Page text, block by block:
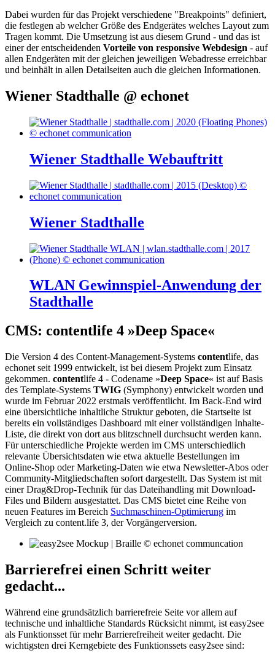
Dabei wurden für das Projekt verschiedene "Breakpoints" definiert,
die festlegen ab welcher Größe des Endgerätes welches Layout zum
Tragen kommt. Die Umsetzung ist aus diesem Grund - und das ist
einer der entscheidenden Vorteile von responsive Webdesign - auf
allen Endgeräten mit der gleichen jeweiligen Webadresse erreichbar
und beinhält in allen Detailseiten auch die gleichen Informationen.
Wiener Stadthalle @ echonet
Wiener Stadthalle Webauftritt
Wiener Stadthalle
WLAN Gewinnspiel-Anwendung der
Stadthalle
CMS: contentlife 4 »Deep Space«
Die Version 4 des Content-Management-Systems contentlife, das
echonet seit 1999 entwickelt, ist bei diesem Projekt zum Einsatz
gekommen. contentlife 4 - Codename »Deep Space« ist auf Basis
des Template-Systems TWIG (Symphony) entwickelt worden und
wurde im Februar 2022 erstmals veröffentlicht. Im Back-End wird
eine übersichtliche inhaltliche Struktur geboten, die Startseite ist
bereits ein vollständiges Dashboard mit einer vollständigen Inhalte-
Liste, die direkt von dort aus blitzschnell durchsucht werden kann.
Für unterschiedliche Projekte werden im CMS unterschiedlich
relevante Übersichtsdaten wie etwa aktuelle Bestellungen im
Online-Shop oder Marketing-Daten wie etwa Newsletter-Abos oder
Community-Mitgliedschaften sofort dargestellt. Das System ist mit
einer Drag&Drop-Technik für das Dateihandling mit Download-
Files und Bildern ausgestattet. Das CMS bietet eine Reihe von
neuen Features im Bereich Suchmaschinen-Optimierung im
Vergleich zu content.life 3, der Vorgängerversion.
Barrierefrei einen Schritt weiter
gedacht...
Während eine grundsätzlich barrierefreie Seite vor allem auf
technische und inhaltliche Standards Rücksicht nimmt, ist easy2see
als Funktionsset für mehr Barrierefreiheit weiter gedacht. Die
wichtigsten drei Kerngebiete des Funktionssets easy2see sind: